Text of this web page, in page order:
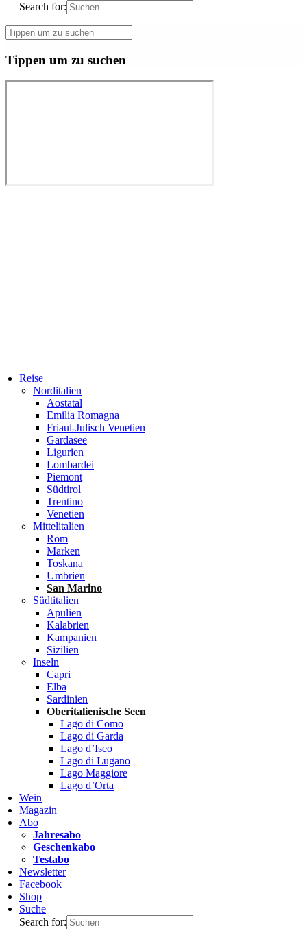
Search for:
Tippen um zu suchen
Reise
Norditalien
Aostatal
Emilia Romagna
Friaul-Julisch Venetien
Gardasee
Ligurien
Lombardei
Piemont
Südtirol
Trentino
Venetien
Mittelitalien
Rom
Marken
Toskana
Umbrien
San Marino
Südtitalien
Apulien
Kalabrien
Kampanien
Sizilien
Inseln
Capri
Elba
Sardinien
Oberitalienische Seen
Lago di Como
Lago di Garda
Lago d’Iseo
Lago di Lugano
Lago Maggiore
Lago d’Orta
Wein
Magazin
Abo
Jahresabo
Geschenkabo
Testabo
Newsletter
Facebook
Shop
Suche
Search for: